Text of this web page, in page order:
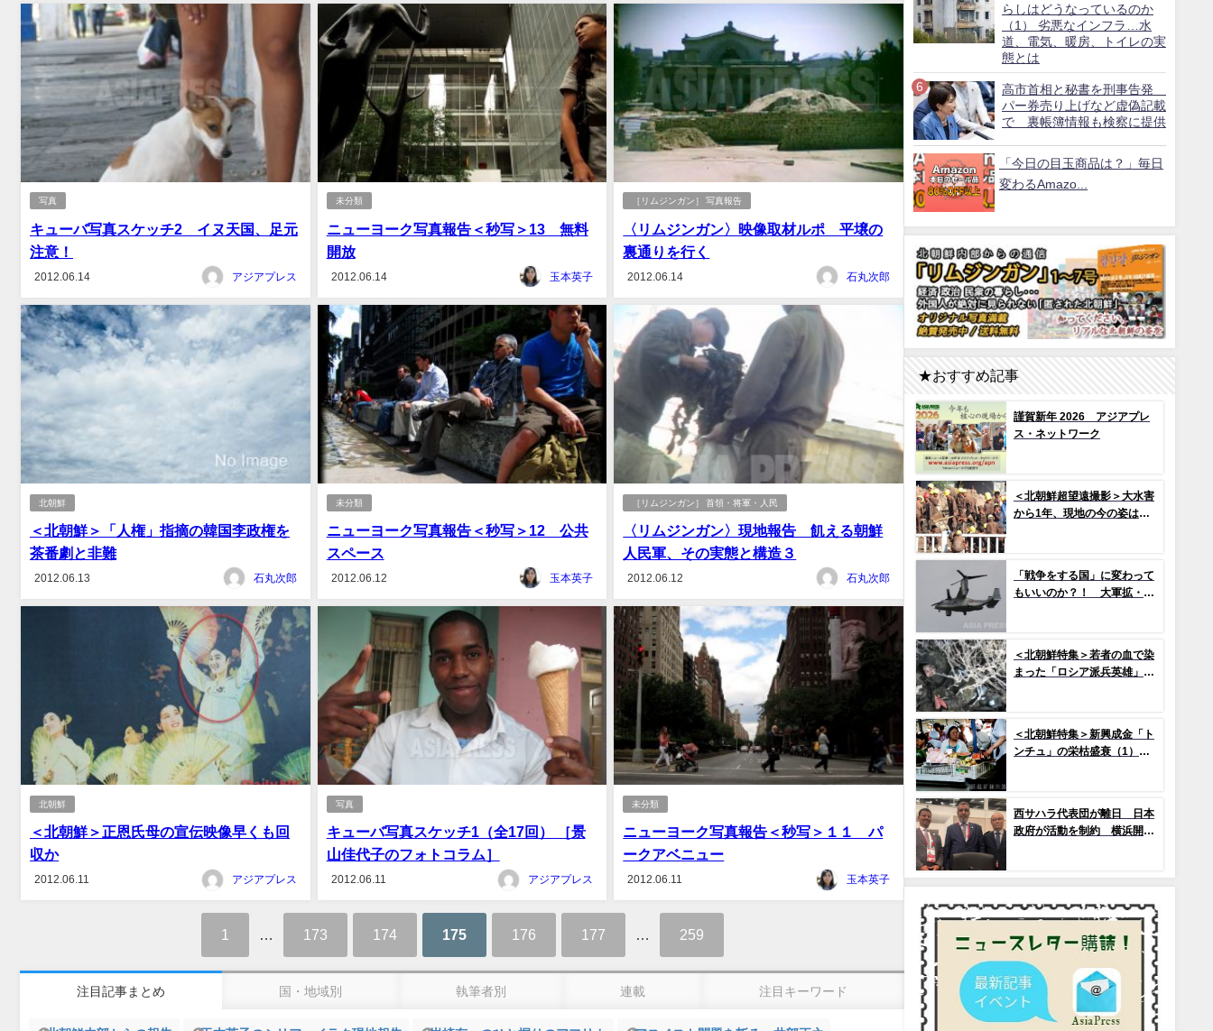
写真
キューバ写真スケッチ2 イヌ天国、足元
注意！
2012.06.14 アジアプレス
未分類
ニューヨーク写真報告＜秒写＞13 無料
開放
2012.06.14 玉本英子
［リムジンガン］ 写真報告
〈リムジンガン〉映像取材ルポ 平壌の
裏通りを行く
2012.06.14 石丸次郎
北朝鮮
＜北朝鮮＞「人権」指摘の韓国李政権を
茶番劇と非難
2012.06.13 石丸次郎
未分類
ニューヨーク写真報告＜秒写＞12 公共
スペース
2012.06.12 玉本英子
［リムジンガン］ 首領・将軍・人民
〈リムジンガン〉現地報告 飢える朝鮮
人民軍、その実態と構造３
2012.06.12 石丸次郎
北朝鮮
＜北朝鮮＞正恩氏母の宣伝映像早くも回
収か
2012.06.11 アジアプレス
写真
キューバ写真スケッチ1（全17回） ［景
山佳代子のフォトコラム］
2012.06.11 アジアプレス
未分類
ニューヨーク写真報告＜秒写＞１１ パ
ークアベニュー
2012.06.11 玉本英子
1 173 174 175 176 177 259
注目記事まとめ 国・地域別 執筆者別 連載 注目キーワード
らしはどうなっているのか
（1） 劣悪なインフラ…水
道、電気、暖房、トイレの実
態とは
高市首相と秘書を刑事告発
パー券売り上げなど虚偽記載
で 裏帳簿情報も検察に提供
「今日の目玉商品は？」毎日
変わるAmazo...
★おすすめ記事
謹賀新年 2026 アジアプレ
ス・ネットワーク
＜北朝鮮超望遠撮影＞大水害
から1年、現地の今の姿は？
人が大量動員（写真10枚）
「戦争をする国」に変わって
もいいのか？！ 大軍拡・戦
リュート・ドラゴン25」
＜北朝鮮特集＞若者の血で染
まった「ロシア派兵英雄」
＜北朝鮮特集＞新興成金「ト
ンチュ」の栄枯盛衰（1）
西サハラ代表団が離日 日本
政府が活動を制約 横浜開催